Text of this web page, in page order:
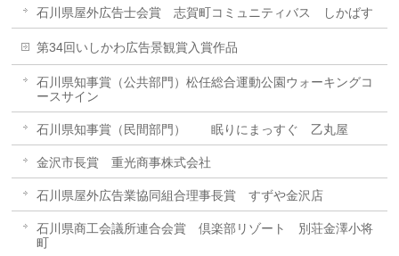
石川県屋外広告士会賞 志賀町コミュニティバス しかばす
第34回いしかわ広告景観賞入賞作品
石川県知事賞（公共部門）松任総合運動公園ウォーキングコ
ースサイン
石川県知事賞（民間部門） 眠りにまっすぐ 乙丸屋
金沢市長賞 重光商事株式会社
石川県屋外広告業協同組合理事長賞 すずや金沢店
石川県商工会議所連合会賞 倶楽部リゾート 別荘金澤小将
町